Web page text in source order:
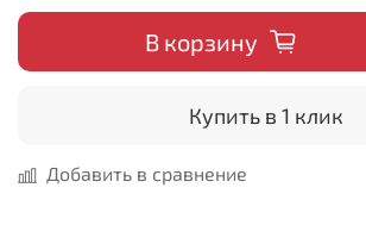
В корзину
Купить в 1 клик
Добавить в сравнение